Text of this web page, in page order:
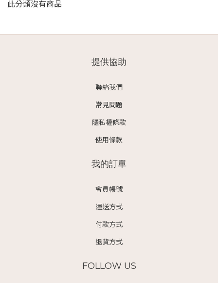
此分類沒有商品
提供協助
聯絡我們
常見問題
隱私權條款
使用條款
我的訂單
會員帳號
運送方式
付款方式
退貨方式
FOLLOW US